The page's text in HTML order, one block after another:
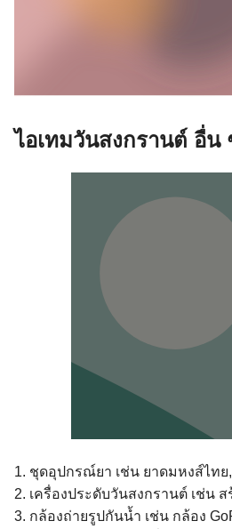
ไอเทมวันสงกรานต์ อื่น
1. ชุดอุปกรณ์ยา เช่น ยาดมหงส์ไท
2. เครื่องประดับวันสงกรานต์ เช่น
3. กล้องถ่ายรูปกันน้ำ เช่น กล้อง